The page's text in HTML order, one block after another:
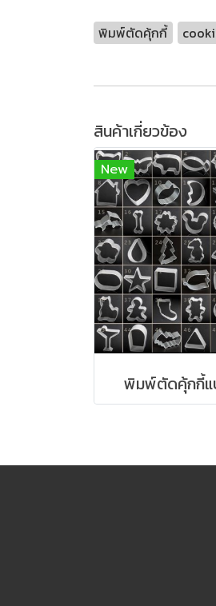
พิมพ์ตัดคุ้กกี้
สินค้าเกี่ยวข้อง
New
พิมพ์ตัดคุ้กกี้แ